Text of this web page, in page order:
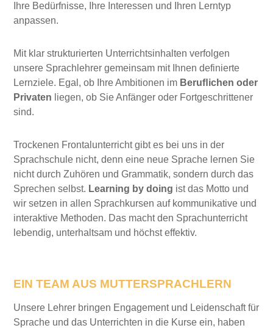
Ihre Bedürfnisse, Ihre Interessen und Ihren Lerntyp
anpassen.
Mit klar strukturierten Unterrichtsinhalten verfolgen
unsere Sprachlehrer gemeinsam mit Ihnen definierte
Lernziele. Egal, ob Ihre Ambitionen im Beruﬂichen oder
Privaten liegen, ob Sie Anfänger oder Fortgeschrittener
sind.
Trockenen Frontalunterricht gibt es bei uns in der
Sprachschule nicht, denn eine neue Sprache lernen Sie
nicht durch Zuhören und Grammatik, sondern durch das
Sprechen selbst. Learning by doing ist das Motto und
wir setzen in allen Sprachkursen auf kommunikative und
interaktive Methoden. Das macht den Sprachunterricht
lebendig, unterhaltsam und höchst effektiv.
EIN TEAM AUS MUTTERSPRACHLERN
Unsere Lehrer bringen Engagement und Leidenschaft für
Sprache und das Unterrichten in die Kurse ein, haben